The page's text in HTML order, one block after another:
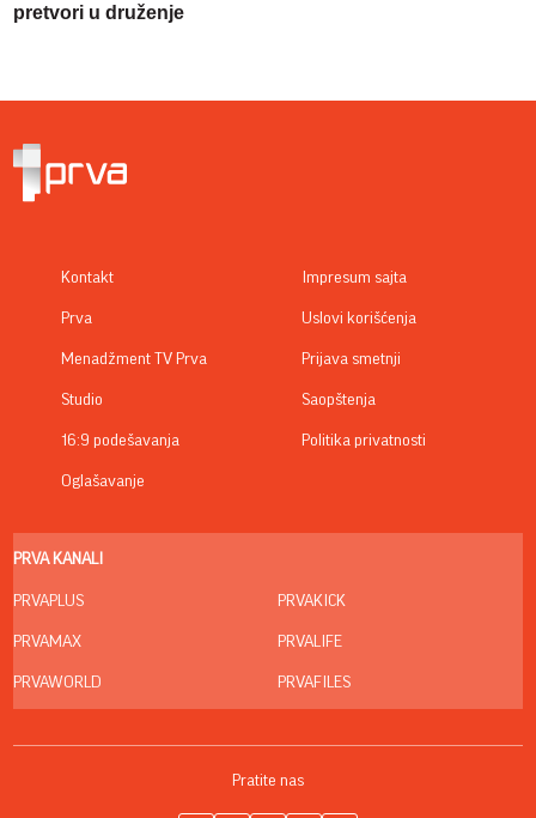
pretvori u druženje
Kontakt
Prva
Menadžment TV Prva
Studio
16:9 podešavanja
Oglašavanje
Impresum sajta
Uslovi korišćenja
Prijava smetnji
Saopštenja
Politika privatnosti
PRVA KANALI
PRVAPLUS
PRVAMAX
PRVAWORLD
PRVAKICK
PRVALIFE
PRVAFILES
Pratite nas